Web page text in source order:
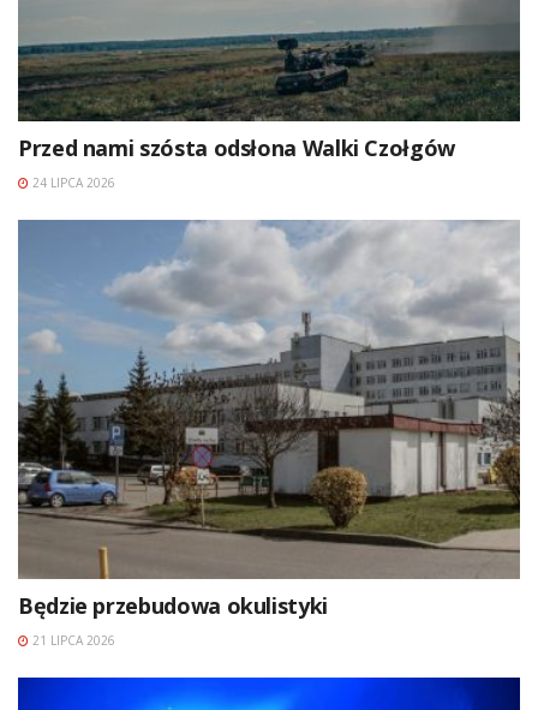
Przed nami szósta odsłona Walki Czołgów
24 LIPCA 2026
Będzie przebudowa okulistyki
21 LIPCA 2026